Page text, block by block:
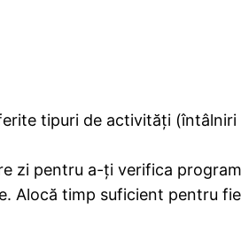
tipuri de activități
zi pentru a-ți verifica
Alocă timp suficient pentru